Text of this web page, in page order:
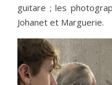
guitare ; les
Johanet et Marguerie.